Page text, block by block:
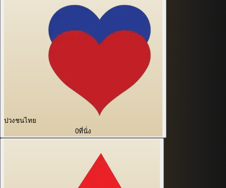
ปวงชนไทย
0ที่นั่ง